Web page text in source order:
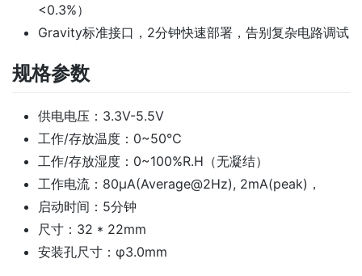
<0.3%）
Gravity标准接口，2分钟快速部署，告别复杂电路调试
规格参数
供电电压：3.3V-5.5V
工作/存放温度：0~50℃
工作/存放湿度：0~100%R.H（无凝结）
工作电流：80μA(Average@2Hz), 2mA(peak)，
启动时间：5分钟
尺寸：32 * 22mm
安装孔尺寸：φ3.0mm